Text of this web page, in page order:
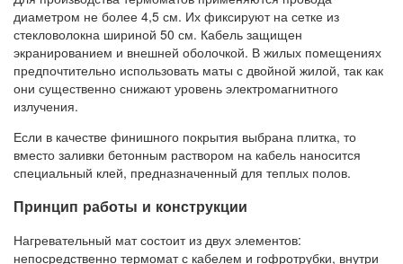
диаметром не более 4,5 см. Их фиксируют на сетке из
стекловолокна шириной 50 см. Кабель защищен
экранированием и внешней оболочкой. В жилых помещениях
предпочтительно использовать маты с двойной жилой, так как
они существенно снижают уровень электромагнитного
излучения.
Если в качестве финишного покрытия выбрана плитка, то
вместо заливки бетонным раствором на кабель наносится
специальный клей, предназначенный для теплых полов.
Принцип работы и конструкции
Нагревательный мат состоит из двух элементов:
непосредственно термомат с кабелем и гофротрубки, внутри